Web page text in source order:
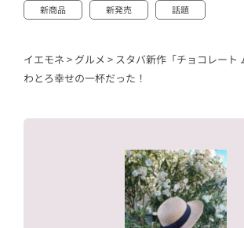
新商品 新発売 話題
イエモネ > グルメ > スタバ新作「チョコレート
わとろ幸せの一杯だった！